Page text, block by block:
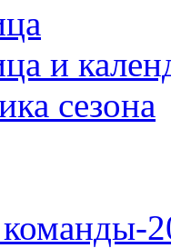
и
сезона